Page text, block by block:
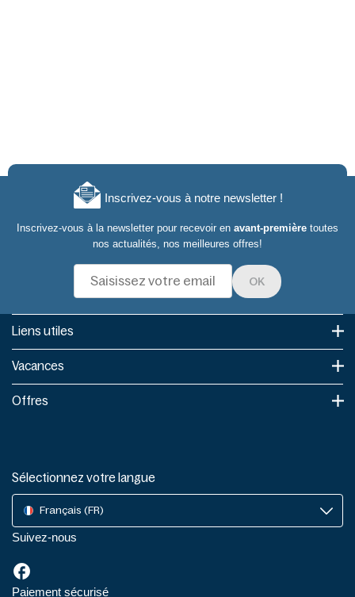
Inscrivez-vous à notre newsletter !
Inscrivez-vous à la newsletter pour recevoir en avant-première toutes
nos actualités, nos meilleures offres!
OK
Liens utiles​
Vacances
Offres
Sélectionnez votre langue
Français (FR)
Suivez-nous
Paiement sécurisé